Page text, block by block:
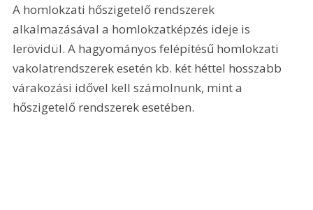
A homlokzati hőszigetelő rendszerek
alkalmazásával a homlokzatképzés ideje is
lerövidül. A hagyományos felépítésű homlokzati
vakolatrendszerek esetén kb. két héttel hosszabb
várakozási idővel kell számolnunk, mint a
hőszigetelő rendszerek esetében.